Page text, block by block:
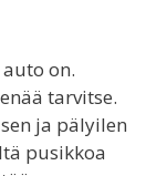
on.
tarvitse.
ja pälyilen
pusikkoa